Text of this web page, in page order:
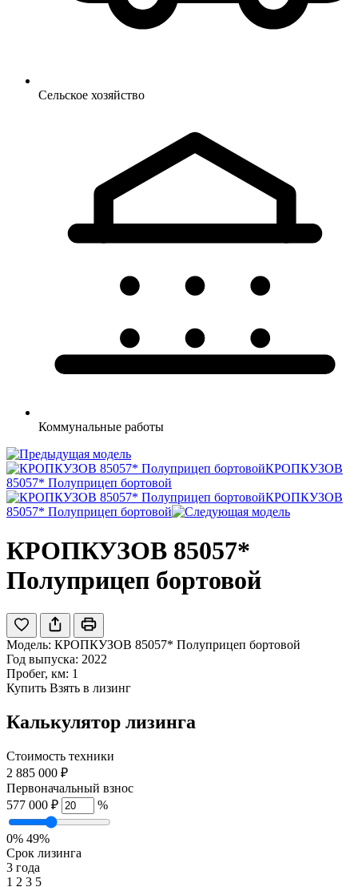
Сельское хозяйство
Коммунальные работы
КРОПКУЗОВ
85057* Полуприцеп бортовой
КРОПКУЗОВ
85057* Полуприцеп бортовой
КРОПКУЗОВ 85057*
Полуприцеп бортовой
Модель: КРОПКУЗОВ 85057* Полуприцеп бортовой
Год выпуска: 2022
Пробег, км: 1
Купить Взять в лизинг
Калькулятор лизинга
Стоимость техники
2 885 000 ₽
Первоначальный взнос
577 000 ₽
%
0% 49%
Срок лизинга
3 года
1 2 3 5